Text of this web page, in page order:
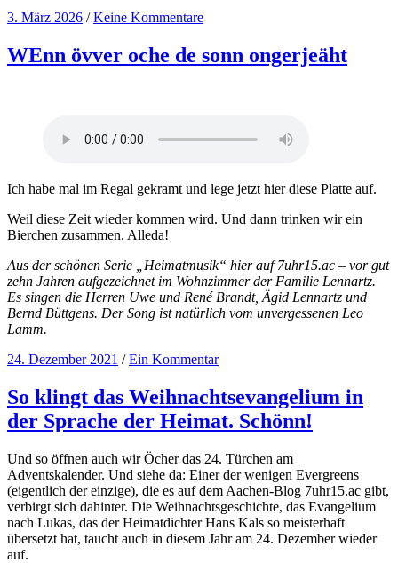
3. März 2026 / Keine Kommentare
WEnn övver oche de sonn ongerjeäht
Ich habe mal im Regal gekramt und lege jetzt hier diese Platte auf.
Weil diese Zeit wieder kommen wird. Und dann trinken wir ein
Bierchen zusammen. Alleda!
Aus der schönen Serie „Heimatmusik“ hier auf 7uhr15.ac – vor gut
zehn Jahren aufgezeichnet im Wohnzimmer der Familie Lennartz.
Es singen die Herren Uwe und René Brandt, Ägid Lennartz und
Bernd Büttgens. Der Song ist natürlich vom unvergessenen Leo
Lamm.
24. Dezember 2021 / Ein Kommentar
So klingt das Weihnachtsevangelium in
der Sprache der Heimat. Schönn!
Und so öffnen auch wir Öcher das 24. Türchen am
Adventskalender. Und siehe da: Einer der wenigen Evergreens
(eigentlich der einzige), die es auf dem Aachen-Blog 7uhr15.ac gibt,
verbirgt sich dahinter. Die Weihnachtsgeschichte, das Evangelium
nach Lukas, das der Heimatdichter Hans Kals so meisterhaft
übersetzt hat, taucht auch in diesem Jahr am 24. Dezember wieder
auf.